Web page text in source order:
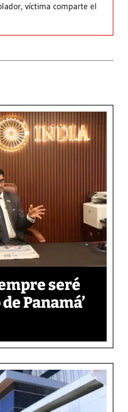
víctima comparte el
seré
Panamá’